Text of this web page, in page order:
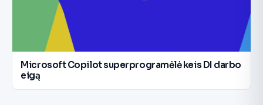
Microsoft Copilot superprogramėlė keis DI darbo
eigą